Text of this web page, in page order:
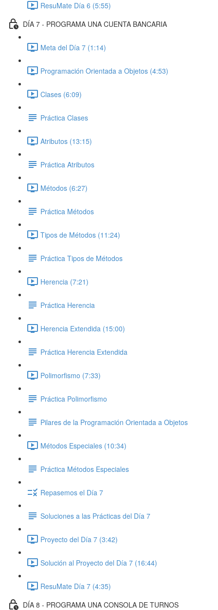
ResuMate Día 6 (5:55)
DÍA 7 - PROGRAMA UNA CUENTA BANCARIA
Meta del Día 7 (1:14)
Programación Orientada a Objetos (4:53)
Clases (6:09)
Práctica Clases
Atributos (13:15)
Práctica Atributos
Métodos (6:27)
Práctica Métodos
Tipos de Métodos (11:24)
Práctica Tipos de Métodos
Herencia (7:21)
Práctica Herencia
Herencia Extendida (15:00)
Práctica Herencia Extendida
Polimorfismo (7:33)
Práctica Polimorfismo
Pilares de la Programación Orientada a Objetos
Métodos Especiales (10:34)
Práctica Métodos Especiales
Repasemos el Día 7
Soluciones a las Prácticas del Día 7
Proyecto del Día 7 (3:42)
Solución al Proyecto del Día 7 (16:44)
ResuMate Día 7 (4:35)
DÍA 8 - PROGRAMA UNA CONSOLA DE TURNOS